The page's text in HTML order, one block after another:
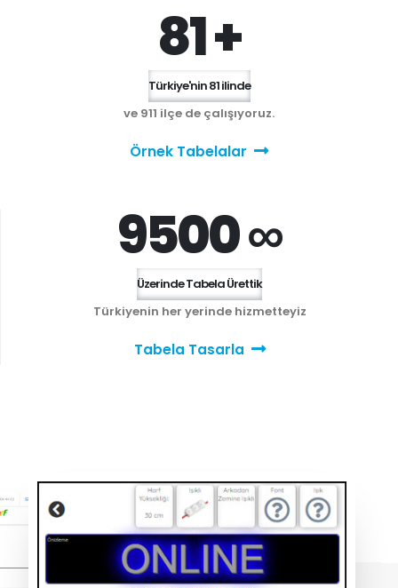
81 +
Türkiye'nin 81 ilinde
ve 911 ilçe de çalışıyoruz.
Örnek Tabelalar
9500 ∞
Üzerinde Tabela Ürettik
Türkiyenin her yerinde hizmetteyiz
Tabela Tasarla